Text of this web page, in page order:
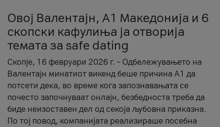
Овој Валентајн, A1 Македонија и 6
скопски кафулиња ја отворија
темата за safe dating
Скопје, 16 февруари 2026 г. – Одбележувањето на
Валентајн минатиот викенд беше причина А1 да
потсети дека, во време кога запознавањата се
почесто започнуваат онлајн, безбедноста треба да
биде неизоставен дел од секоја љубовна приказна.
По тој повод, компанијата реализираше посебна